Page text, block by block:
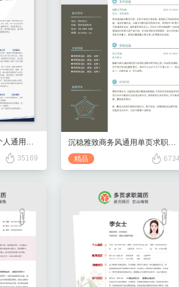
蓝色简约风营销策划个人通用简历
35169 精品 6734